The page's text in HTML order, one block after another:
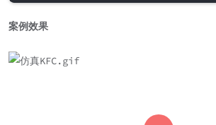
案例效果